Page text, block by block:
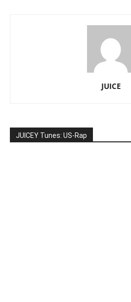
JUICE
JUICEY Tunes: US-Rap